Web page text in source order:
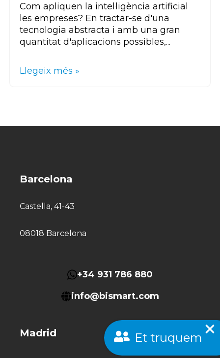
Com apliquen la intel·ligència artificial
les empreses? En tractar-se d'una
tecnologia abstracta i amb una gran
quantitat d'aplicacions possibles,...
Llegeix més »
Et truquem
Barcelona
Castella, 41-43
08018 Barcelona
+34 931 786 880
info@bismart.com
Madrid